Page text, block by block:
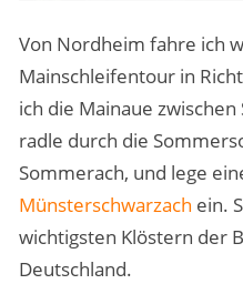
Von Nordheim fahre ich
Mainschleifentour in
ich die Mainaue
radle durch die
Sommerach, und lege
Münsterschwarzach ein.
wichtigsten Klöstern der
Deutschland.